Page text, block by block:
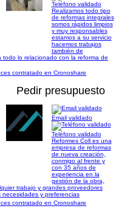
Teléfono validado
Realizamos todo tipo
de reformas integrales
somos rápidos limpios
y muy responsables
estamos a su servicio
hacemos trabajos
también de
lo relacionado con la reforma de
contratado en Cronoshare
Pedir presupuesto
Email validado
Teléfono validado
Reformes Coll es una
empresa de reformas
de nueva creación,
conmigo al frente y
con 35 años de
experiencia en la
gestión de la obra,
trabajo y grandes proveedores
y preferencias
contratado en Cronoshare